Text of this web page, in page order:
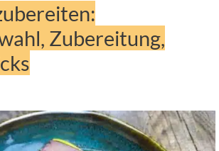
Zubereitung,